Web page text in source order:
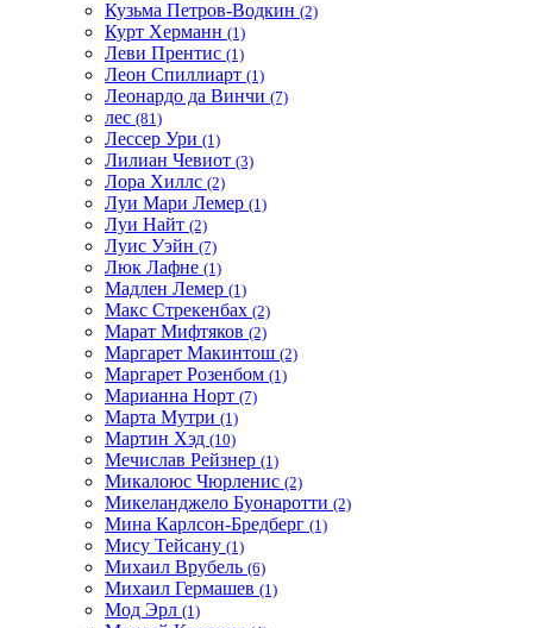
Кузьма Петров-Водкин (2)
Курт Херманн (1)
Леви Прентис (1)
Леон Спиллиарт (1)
Леонардо да Винчи (7)
лес (81)
Лессер Ури (1)
Лилиан Чевиот (3)
Лора Хиллс (2)
Луи Мари Лемер (1)
Луи Найт (2)
Луис Уэйн (7)
Люк Лафне (1)
Мадлен Лемер (1)
Макс Стрекенбах (2)
Марат Мифтяков (2)
Маргарет Макинтош (2)
Маргарет Розенбом (1)
Марианна Норт (7)
Марта Мутри (1)
Мартин Хэд (10)
Мечислав Рейзнер (1)
Микалоюс Чюрленис (2)
Микеланджело Буонаротти (2)
Мина Карлсон-Бредберг (1)
Мису Тейсану (1)
Михаил Врубель (6)
Михаил Гермашев (1)
Мод Эрл (1)